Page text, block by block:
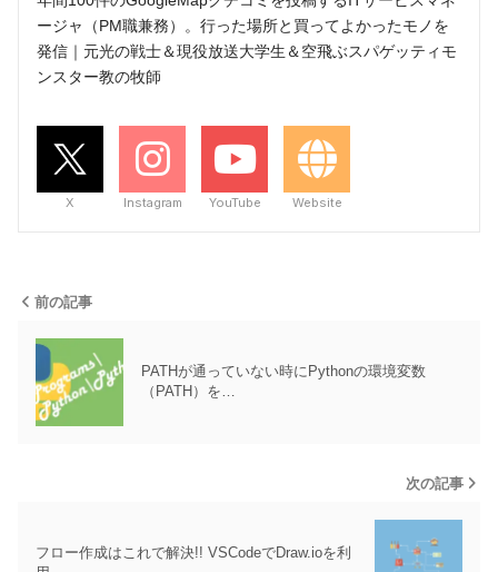
ージャ（PM職兼務）。行った場所と買ってよかったモノを
発信｜元光の戦士＆現役放送大学生＆空飛ぶスパゲッティモ
ンスター教の牧師
X Instagram YouTube Website
前の記事
PATHが通っていない時にPythonの環境変数
（PATH）を…
次の記事
フロー作成はこれで解決!! VSCodeでDraw.ioを利